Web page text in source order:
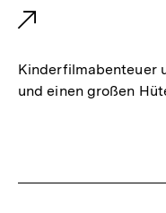
t
e
r
n
L
Kinderfilmabenteuer
und einen großen